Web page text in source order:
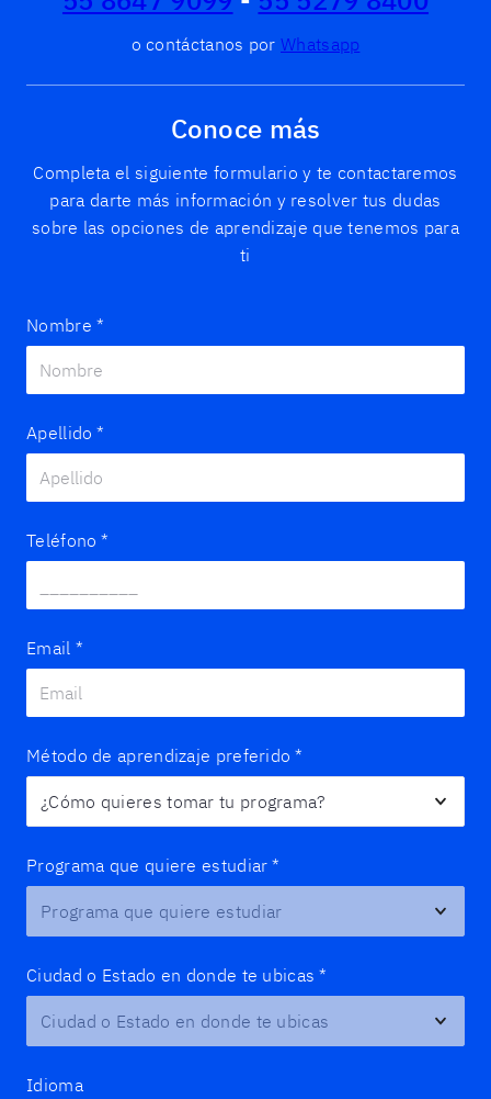
o contáctanos por Whatsapp
Conoce más
Completa el siguiente formulario y te contactaremos
para darte más información y resolver tus dudas
sobre las opciones de aprendizaje que tenemos para
ti
Nombre *
Apellido *
Teléfono *
Email *
Método de aprendizaje preferido *
Programa que quiere estudiar *
Ciudad o Estado en donde te ubicas *
Idioma